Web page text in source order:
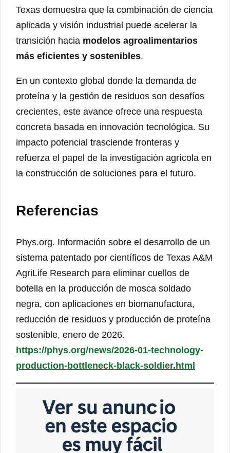
Texas demuestra que la combinación de ciencia
aplicada y visión industrial puede acelerar la
transición hacia modelos agroalimentarios
más eficientes y sostenibles.
En un contexto global donde la demanda de
proteína y la gestión de residuos son desafíos
crecientes, este avance ofrece una respuesta
concreta basada en innovación tecnológica. Su
impacto potencial trasciende fronteras y
refuerza el papel de la investigación agrícola en
la construcción de soluciones para el futuro.
Referencias
Phys.org. Información sobre el desarrollo de un
sistema patentado por científicos de Texas A&M
AgriLife Research para eliminar cuellos de
botella en la producción de mosca soldado
negra, con aplicaciones en biomanufactura,
reducción de residuos y producción de proteína
sostenible, enero de 2026.
https://phys.org/news/2026-01-technology-
production-bottleneck-black-soldier.html